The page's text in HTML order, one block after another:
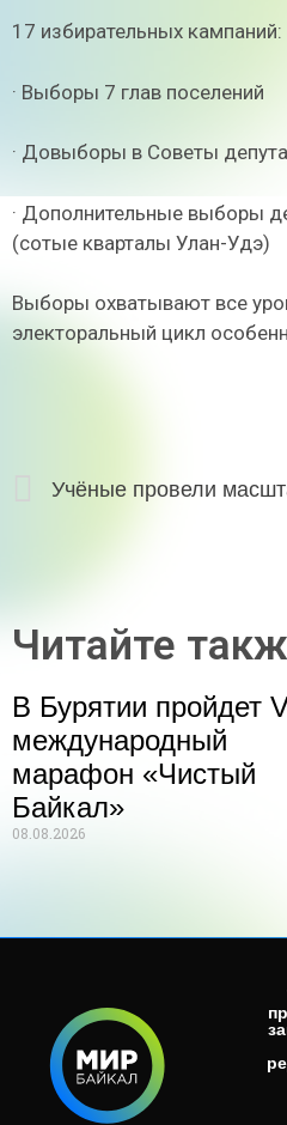
17 избирательных кампаний:
· Выборы 7 глав поселений
· Довыборы в Советы
· Дополнительные выборы
(сотые кварталы Улан-Удэ)
Выборы охватывают все
электоральный цикл
Читайте
В Бурятии пройдет
международный
марафон «Чистый
Байкал»
08.08.2026